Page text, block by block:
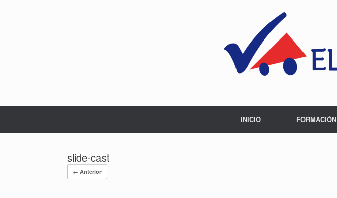
INICIO
FORMACIÓN
slide-cast
← Anterior